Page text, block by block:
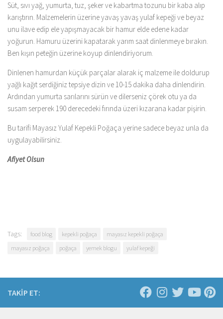
Süt, sıvı yağ, yumurta, tuz, şeker ve kabartma tozunu bir kaba alıp
karıştırın. Malzemelerin üzerine yavaş yavaş yulaf kepeği ve beyaz
unu ilave edip ele yapışmayacak bir hamur elde edene kadar
yoğurun. Hamuru üzerini kapatarak yarım saat dinlenmeye bırakın.
Ben kışın peteğin üzerine koyup dinlendiriyorum.
Dinlenen hamurdan küçük parçalar alarak iç malzeme ile doldurup
yağlı kağıt serdiğiniz tepsiye dizin ve 10-15 dakika daha dinlendirin.
Ardından yumurta sarılarını sürün ve dilerseniz çörek otu ya da
susam serperek 190 derecedeki fırında üzeri kızarana kadar pişirin.
Bu tarifi Mayasız Yulaf Kepekli Poğaça yerine sadece beyaz unla da
uygulayabilirsiniz.
Afiyet Olsun
Tags: food blog kepekli poğaça
mayasız kepekli poğaça
mayasız poğaça
poğaça yemek blogu yulaf kepeği
TAKİP ET: